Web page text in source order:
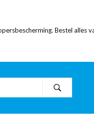
Bestel alles